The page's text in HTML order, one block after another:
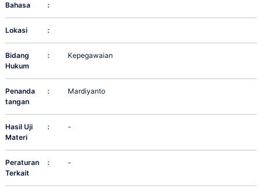
Bahasa :
Lokasi :
Bidang
Hukum
: Kepegawaian
Penanda
tangan
: Mardiyanto
Hasil Uji
Materi
: -
Peraturan
Terkait
: -